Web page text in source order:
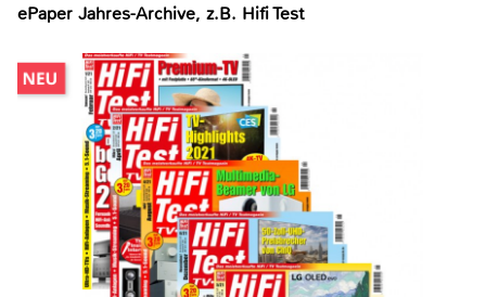
ePaper Jahres-Archive, z.B. Hifi Test